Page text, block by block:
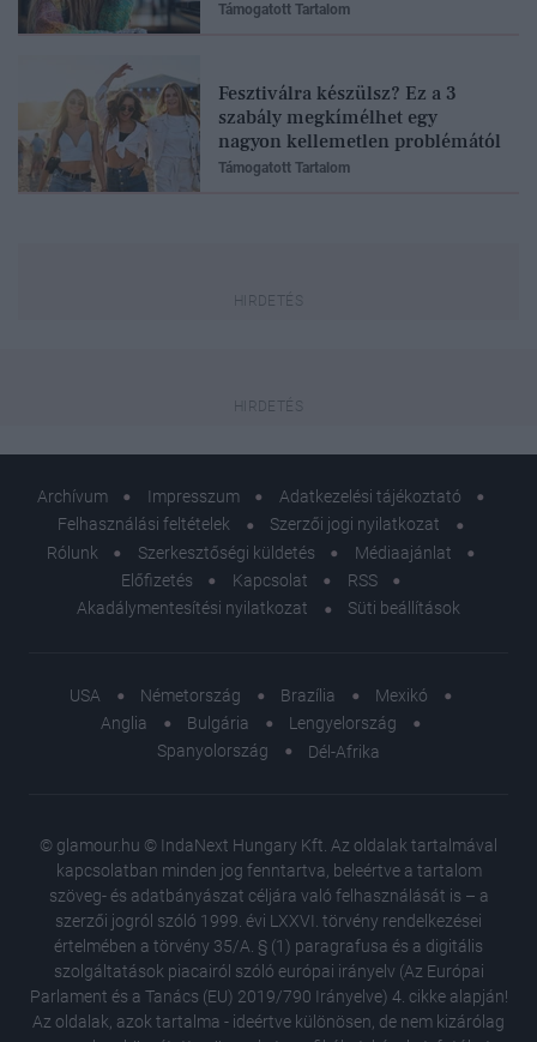
Támogatott Tartalom
Fesztiválra készülsz? Ez a 3
szabály megkímélhet egy
nagyon kellemetlen problémától
Támogatott Tartalom
Archívum Impresszum
Adatkezelési tájékoztató
Felhasználási feltételek
Szerzői jogi nyilatkozat
Rólunk
Szerkesztőségi küldetés
Médiaajánlat
Előfizetés
Kapcsolat
RSS
Akadálymentesítési nyilatkozat
Süti beállítások
USA Németország Brazília
Mexikó
Anglia
Bulgária
Lengyelország
Spanyolország
Dél-Afrika
© glamour.hu © IndaNext Hungary Kft. Az oldalak tartalmával
kapcsolatban minden jog fenntartva, beleértve a tartalom
szöveg- és adatbányászat céljára való felhasználását is – a
szerzői jogról szóló 1999. évi LXXVI. törvény rendelkezései
értelmében a törvény 35/A. § (1) paragrafusa és a digitális
szolgáltatások piacairól szóló európai irányelv (Az Európai
Parlament és a Tanács (EU) 2019/790 Irányelve) 4. cikke alapján!
Az oldalak, azok tartalma - ideértve különösen, de nem kizárólag